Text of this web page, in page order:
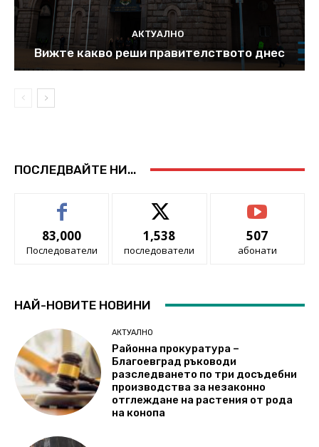
АКТУАЛНО
Вижте какво реши правителството днес
ПОСЛЕДВАЙТЕ НИ...
83,000
Последователи
1,538
последователи
507
абонати
НАЙ-НОВИТЕ НОВИНИ
АКТУАЛНО
Районна прокуратура –
Благоевград ръководи
разследването по три досъдебни
производства за незаконно
отглеждане на растения от рода
на конопа